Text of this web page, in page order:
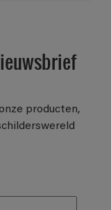
producten,